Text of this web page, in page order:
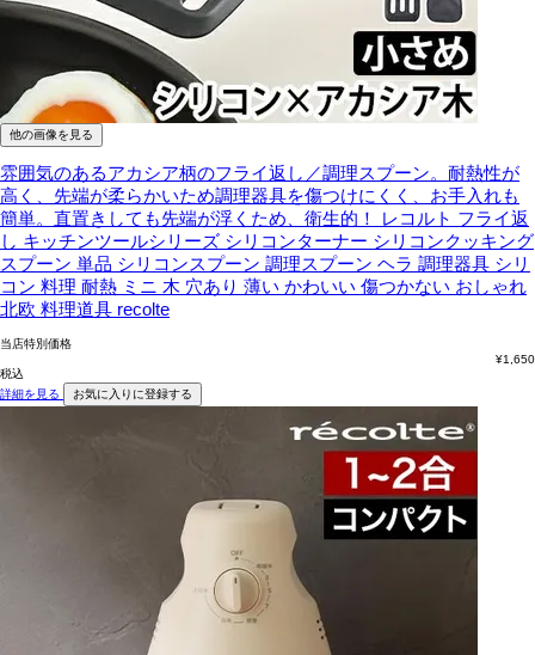
他の画像を見る
雰囲気のあるアカシア柄のフライ返し／調理スプーン。耐熱性が
高く、先端が柔らかいため調理器具を傷つけにくく、お手入れも
簡単。直置きしても先端が浮くため、衛生的！
レコルト フライ返
し キッチンツールシリーズ シリコンターナー シリコンクッキング
スプーン 単品 シリコンスプーン 調理スプーン ヘラ 調理器具 シリ
コン 料理 耐熱 ミニ 木 穴あり 薄い かわいい 傷つかない おしゃれ
北欧 料理道具 recolte
当店特別価格
¥1,650
税込
詳細を見る
お気に入りに登録する